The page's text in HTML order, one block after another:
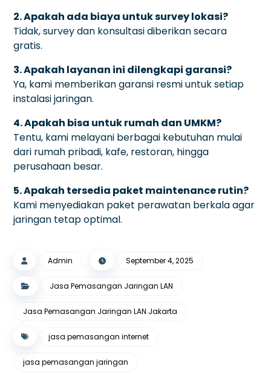
2. Apakah ada biaya untuk survey lokasi?
Tidak, survey dan konsultasi diberikan secara
gratis.
3. Apakah layanan ini dilengkapi garansi?
Ya, kami memberikan garansi resmi untuk setiap
instalasi jaringan.
4. Apakah bisa untuk rumah dan UMKM?
Tentu, kami melayani berbagai kebutuhan mulai
dari rumah pribadi, kafe, restoran, hingga
perusahaan besar.
5. Apakah tersedia paket maintenance rutin?
Kami menyediakan paket perawatan berkala agar
jaringan tetap optimal.
Admin September 4, 2025
Jasa Pemasangan Jaringan LAN
Jasa Pemasangan Jaringan LAN Jakarta
jasa pemasangan internet
jasa pemasangan jaringan